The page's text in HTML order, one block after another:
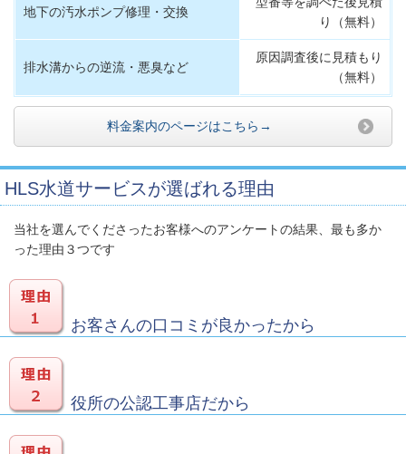
地下の汚水ポンプ修理・交換
り（無料）
排水溝からの逆流・悪臭など
原因調査後に見積もり
（無料）
料金案内のページはこちら→
HLS水道サービスが選ばれる理由
当社を選んでくださったお客様へのアンケートの結果、最も多か
った理由３つです
お客さんの口コミが良かったから
役所の公認工事店だから